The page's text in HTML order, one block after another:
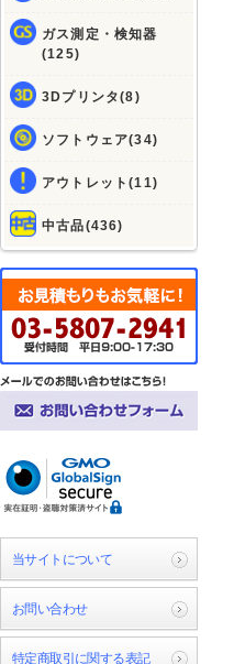
ガス測定・検知器
(125)
3Dプリンタ(8)
ソフトウェア(34)
アウトレット(11)
中古品(436)
当サイトについて
お問い合わせ
特定商取引に関する表記